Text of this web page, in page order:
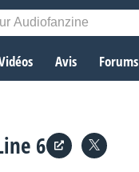
Avis Forums
6